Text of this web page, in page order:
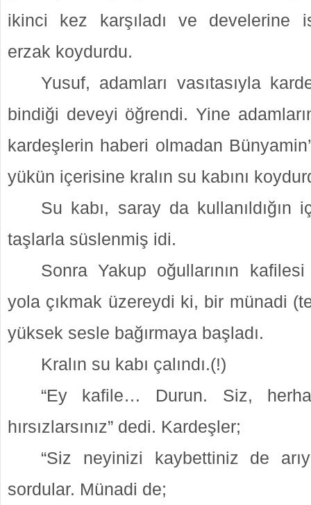
ikinci kez karşıladı ve develerine
erzak koydurdu.
Yusuf, adamları vasıtasıyla
bindiği deveyi öğrendi. Yine
kardeşlerin haberi olmadan
yükün içerisine kralın su kabını
Su kabı, saray da kullanıldığın
taşlarla süslenmiş idi.
Sonra Yakup oğullarının
yola çıkmak üzereydi ki, bir münadi
yüksek sesle bağırmaya başladı.
Kralın su kabı çalındı.(!)
“Ey kafile… Durun. Siz,
hırsızlarsınız” dedi. Kardeşler;
“Siz neyinizi kaybettiniz de
sordular. Münadi de;